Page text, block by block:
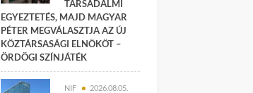
TÁRSADALMI
EGYEZTETÉS, MAJD MAGYAR
PÉTER MEGVÁLASZTJA AZ ÚJ
KÖZTÁRSASÁGI ELNÖKÖT –
ÖRDÖGI SZÍNJÁTÉK
NIF 2026.08.05.